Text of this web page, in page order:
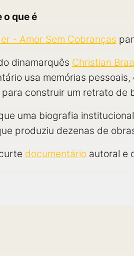
o que é
- Amor Sem Cobranças
dinamarquês Christian
usa memórias
para construir um retrato de
uma biografia
produziu dezenas de
documentário autoral e